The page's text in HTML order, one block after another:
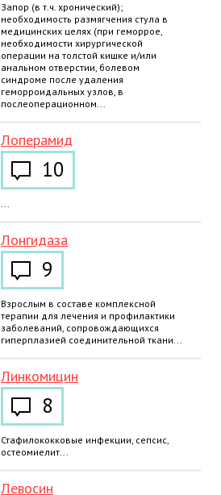
Запор (в т.ч. хронический);
необходимость размягчения стула в
медицинских целях (при геморрое,
необходимости хирургической
операции на толстой кишке и/или
анальном отверстии, болевом
синдроме после удаления
геморроидальных узлов, в
послеоперационном...
Лоперамид
10
...
Лонгидаза
9
Взрослым в составе комплексной
терапии для лечения и профилактики
заболеваний, сопровождающихся
гиперплазией соединительной ткани...
Линкомицин
8
Стафилококковые инфекции, сепсис,
остеомиелит...
Левосин